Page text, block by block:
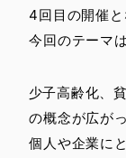
4回目の開催
今回のテーマ
少子高齢化、
の概念が広が
個人や企業に